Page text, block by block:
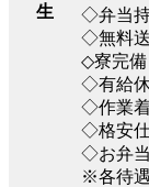
生
◇弁当
◇無料
◇寮完備
◇有給
◇作業
◇格安仕
◇お弁
※各待